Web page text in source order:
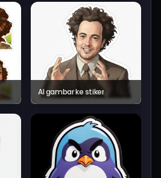
AI gambar ke stiker